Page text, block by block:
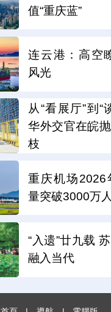
值“重庆蓝”
连云港：高空
风光
从“看展厅”到“
华外交官在皖
枝
重庆机场2026
量突破3000万
“入遗”廿九载
融入当代